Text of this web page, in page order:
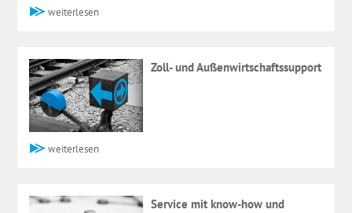
weiterlesen
Zoll- und Außen­wirtschaftssupport
weiterlesen
Service mit know-how und